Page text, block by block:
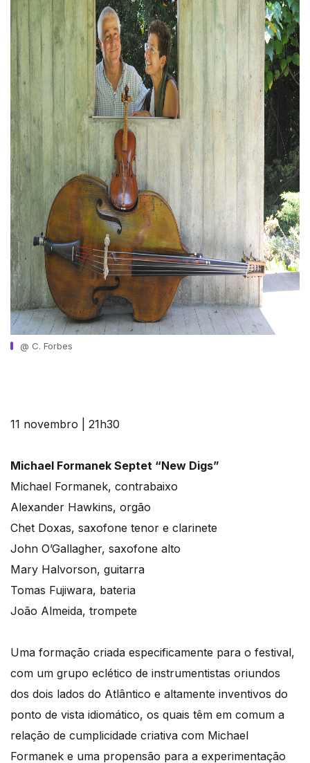
@ C. Forbes
11 novembro | 21h30
Michael Formanek Septet “New Digs”
Michael Formanek, contrabaixo
Alexander Hawkins, orgão
Chet Doxas, saxofone tenor e clarinete
John O’Gallagher, saxofone alto
Mary Halvorson, guitarra
Tomas Fujiwara, bateria
João Almeida, trompete
Uma formação criada especificamente para o festival,
com um grupo eclético de instrumentistas oriundos
dos dois lados do Atlântico e altamente inventivos do
ponto de vista idiomático, os quais têm em comum a
relação de cumplicidade criativa com Michael
Formanek e uma propensão para a experimentação